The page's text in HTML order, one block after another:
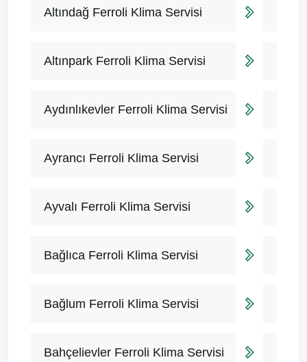
Altındağ Ferroli Klima Servisi
Altınpark Ferroli Klima Servisi
Aydınlıkevler Ferroli Klima Servisi
Ayrancı Ferroli Klima Servisi
Ayvalı Ferroli Klima Servisi
Bağlıca Ferroli Klima Servisi
Bağlum Ferroli Klima Servisi
Bahçelievler Ferroli Klima Servisi